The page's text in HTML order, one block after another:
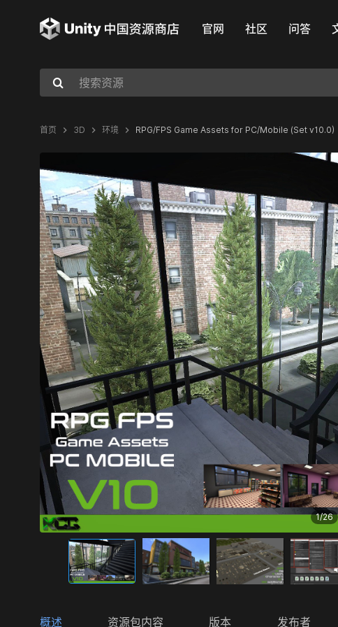
官网 社区 问答
首页 3D 环境 RPG/FPS Game Assets for PC/Mobile (Set v10.0)
1/26
概述 资源包内容 版本 发布者